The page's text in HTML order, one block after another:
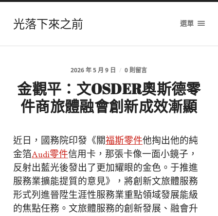
光落下來之前 選單
2026 年 5 月 9 日 / 0 則留言
金觀平：文OSDER奧斯德零
件商旅體融會創新成效漸顯
近日，國務院印發《關福斯零件他掏出他的純
金箔Audi零件信用卡，那張卡像一面小鏡子，
反射出藍光後發出了更加耀眼的金色。于推進
服務業擴能提質的意見》，將創新文旅體服務
形式列進晉陞生涯性服務業重點領域發展能級
的焦點任務。文旅體服務的創新發展、融會升